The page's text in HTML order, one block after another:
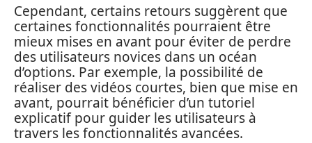
Cependant, certains retours suggèrent que
certaines fonctionnalités pourraient être
mieux mises en avant pour éviter de perdre
des utilisateurs novices dans un océan
d’options. Par exemple, la possibilité de
réaliser des vidéos courtes, bien que mise en
avant, pourrait bénéficier d’un tutoriel
explicatif pour guider les utilisateurs à
travers les fonctionnalités avancées.